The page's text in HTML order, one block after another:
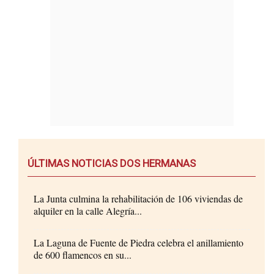
ÚLTIMAS NOTICIAS DOS HERMANAS
La Junta culmina la rehabilitación de 106 viviendas de
alquiler en la calle Alegría...
La Laguna de Fuente de Piedra celebra el anillamiento
de 600 flamencos en su...